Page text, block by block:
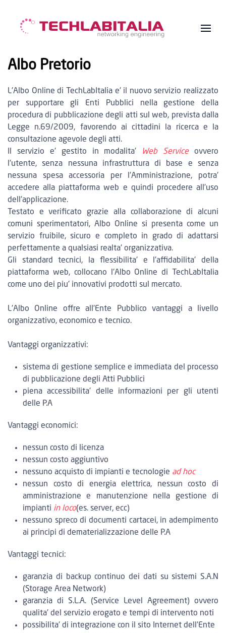
Albo Pretorio
L'Albo Online di TechLabItalia e' il nuovo servizio realizzato
per supportare gli Enti Pubblici nella gestione della
procedura di pubblicazione degli atti sul web, prevista dalla
Legge n.69/2009, favorendo ai cittadini la ricerca e la
consultazione agevole degli atti.
Il servizio e' gestito in modalita'
Web Serviceovvero
l'utente, senza nessuna infrastruttura di base e senza
nessuna spesa accessoria per l'Amministrazione, potra'
accedere alla piattaforma web e quindi procedere all'uso
dell'applicazione.
Testato e verificato grazie alla collaborazione di alcuni
comuni sperimentatori, Albo Online si presenta come un
servizio fruibile, sicuro e completo in grado di adattarsi
perfettamente a qualsiasi realta' organizzativa.
Gli standard tecnici, la flessibilita' e l'affidabilita' della
piattaforma web, collocano l'Albo Online di TechLabItalia
come uno dei piu' innovativi prodotti sul mercato.
L'Albo Online offre all'Ente Pubblico vantaggi a livello
organizzativo, economico e tecnico.
Vantaggi organizzativi:
sistema di gestione semplice e immediata del processo
di pubblicazione degli Atti Pubblici
piena accessibilita' delle informazioni per gli utenti
delle P.A
Vantaggi economici:
nessun costo di licenza
nessun costo aggiuntivo
nessuno acquisto di impianti e tecnologie ad hoc
nessun costo di energia elettrica, nessun costo di
amministrazione e manutenzione nella gestione di
impianti in loco(es. server, ecc)
nessuno spreco di documenti cartacei, in adempimento
ai principi di dematerializzazione delle P.A
Vantaggi tecnici:
garanzia di backup continuo dei dati su sistemi S.A.N
(Storage Area Network)
garanzia di S.L.A. (Service Level Agreement) ovvero
qualita' del servizio erogato e tempi di intervento noti
possibilita' di integrazione con il sito Internet dell'Ente